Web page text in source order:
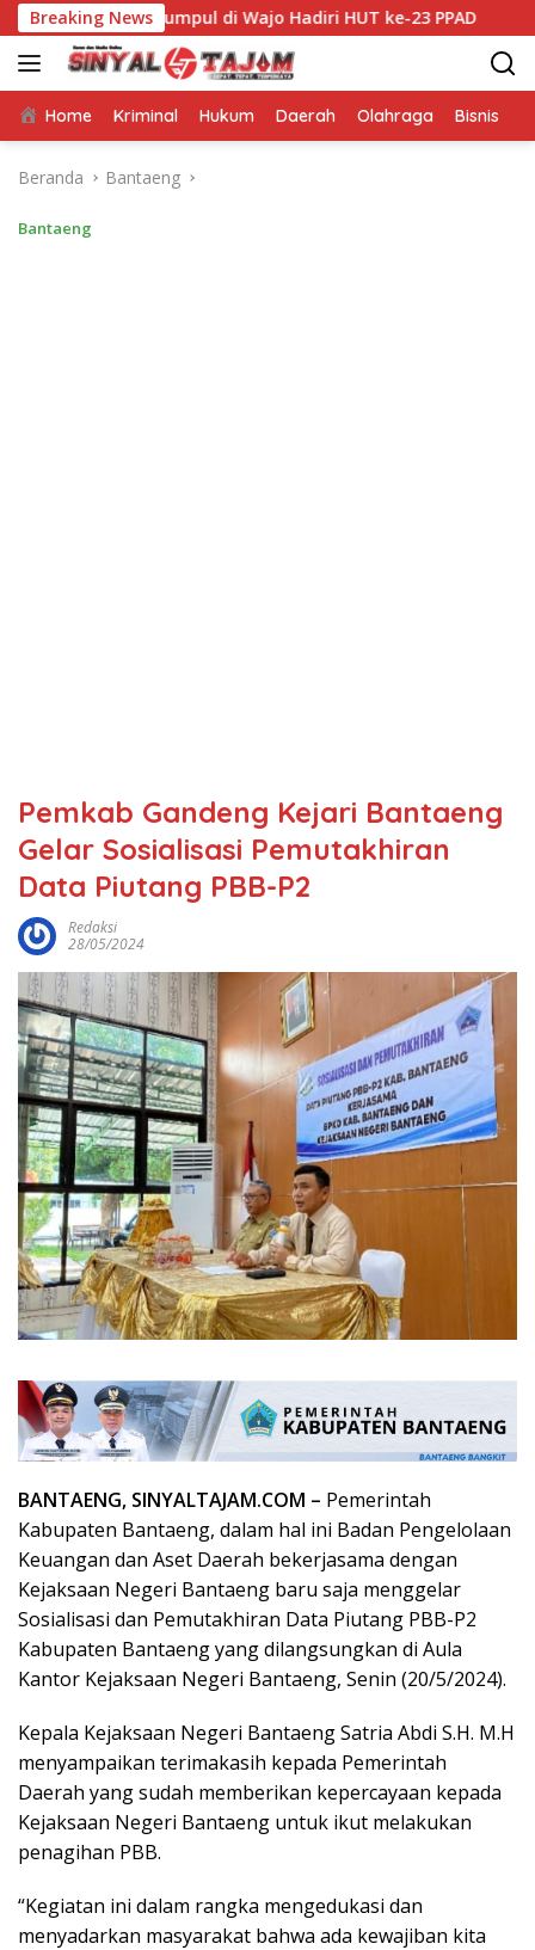
Langsung
ke
konten
Breaking News
Sulsel Kumpul di Wajo Hadiri HUT ke-23 PPAD Dari
Home Kriminal Hukum Daerah Olahraga Bisnis
Beranda Bantaeng
Bantaeng
Pemkab Gandeng Kejari Bantaeng
Gelar Sosialisasi Pemutakhiran
Data Piutang PBB-P2
Redaksi
28/05/2024
BANTAENG, SINYALTAJAM.COM – Pemerintah
Kabupaten Bantaeng, dalam hal ini Badan Pengelolaan
Keuangan dan Aset Daerah bekerjasama dengan
Kejaksaan Negeri Bantaeng baru saja menggelar
Sosialisasi dan Pemutakhiran Data Piutang PBB-P2
Kabupaten Bantaeng yang dilangsungkan di Aula
Kantor Kejaksaan Negeri Bantaeng, Senin (20/5/2024).
Kepala Kejaksaan Negeri Bantaeng Satria Abdi S.H. M.H
menyampaikan terimakasih kepada Pemerintah
Daerah yang sudah memberikan kepercayaan kepada
Kejaksaan Negeri Bantaeng untuk ikut melakukan
penagihan PBB.
“Kegiatan ini dalam rangka mengedukasi dan
menyadarkan masyarakat bahwa ada kewajiban kita